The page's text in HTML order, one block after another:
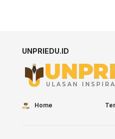
UNPRIEDU.ID
Home